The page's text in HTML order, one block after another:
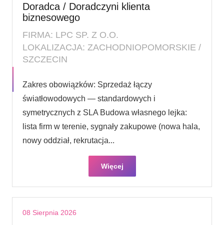
Doradca / Doradczyni klienta
biznesowego
FIRMA: LPC SP. Z O.O.
LOKALIZACJA: ZACHODNIOPOMORSKIE /
SZCZECIN
Zakres obowiązków: Sprzedaż łączy
światłowodowych — standardowych i
symetrycznych z SLA Budowa własnego lejka:
lista firm w terenie, sygnały zakupowe (nowa hala,
nowy oddział, rekrutacja...
Więcej
08 Sierpnia 2026